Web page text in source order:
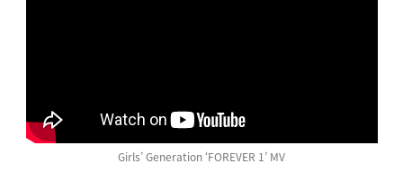
Girls’ Generation ‘FOREVER 1’ MV